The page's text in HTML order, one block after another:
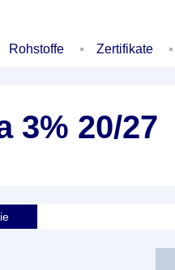
Rohstoffe Zertifikate
3% 20/27